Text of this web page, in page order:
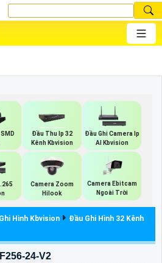
Đầu Thu Ip 32
Kênh Kbvision
Đầu Ghi Camera Ip
AI Kbvision
Camera Zoom
Hilook
Camera Ebitcam
Ngoài Trời
Hình Kbvision
Đầu Ghi Hình 32 Kênh
24-V2